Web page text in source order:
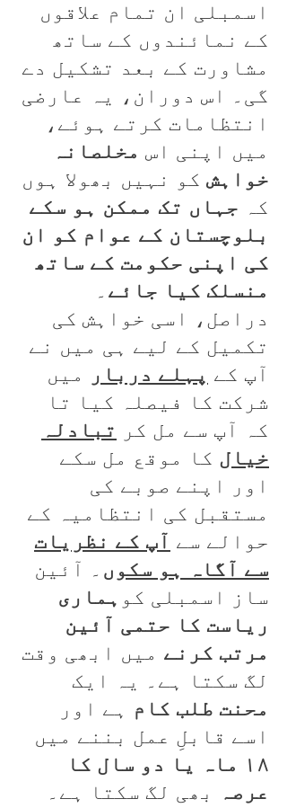
اسمبلی ان تمام علاقوں
کے نمائندوں کے ساتھ
مشاورت کے بعد تشکیل دے
گی۔ اس دوران، یہ عارضی
انتظامات کرتے ہوئے،
میں اپنی اس مخلصانہ
خواہش کو نہیں بھولا ہوں
کہ جہاں تک ممکن ہو سکے
بلوچستان کے عوام کو ان
کی اپنی حکومت کے ساتھ
منسلک کیا جائے ۔
دراصل، اسی خواہش کی
تکمیل کے لیے ہی میں نے
آپ کے پہلے دربار
میں
شرکت کا فیصلہ کیا تا
کہ آپ سے مل کر
تبادلہ
خیال کا موقع مل سکے
اور اپنے صوبے کی
مستقبل کی انتظامیہ کے
حوالے سے آپ کے نظریات
سے آگاہ ہو سکوں ۔ آئین
ساز اسمبلی کو ہماری
ریاست کا حتمی آئین
مرتب کرنے میں ابھی وقت
لگ سکتا ہے۔ یہ ایک
محنت طلب کام
ہے اور
اسے قابلِ عمل بننے میں
۱۸ ماہ یا دو سال کا
عرصہ
بھی لگ سکتا ہے۔